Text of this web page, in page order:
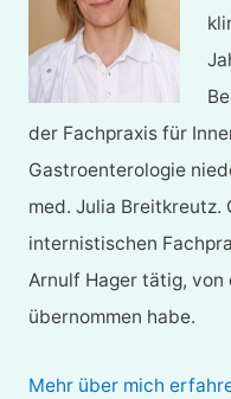
der Fachpraxis für
Gastroenterologie
med. Julia Breitkreutz.
internistischen
Arnulf Hager tätig,
übernommen habe.
Mehr über mich